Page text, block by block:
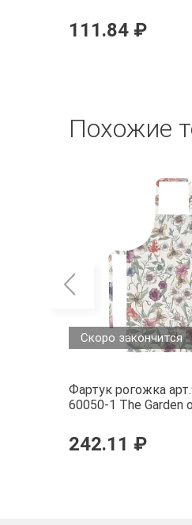
111.84 ₽
Похожие
Скоро закончится
Фартук рогожка
60050-1 The Garden
242.11 ₽